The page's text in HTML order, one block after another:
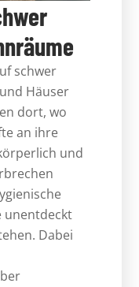
schwer
Häuser
dort, wo
an ihre
und
unentdeckt
Dabei